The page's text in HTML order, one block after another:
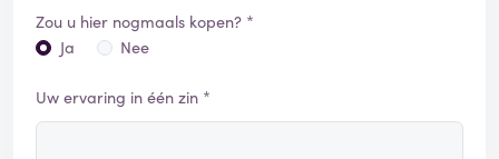
Zou u hier nogmaals kopen? *
Ja
Nee
Uw ervaring in één zin *